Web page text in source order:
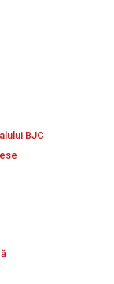
BJC